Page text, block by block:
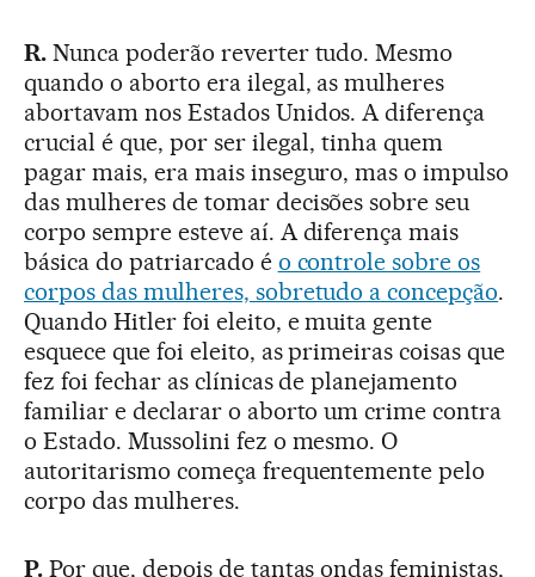
R. Nunca poderão reverter tudo. Mesmo
quando o aborto era ilegal, as mulheres
abortavam nos Estados Unidos. A diferença
crucial é que, por ser ilegal, tinha quem
pagar mais, era mais inseguro, mas o impulso
das mulheres de tomar decisões sobre seu
corpo sempre esteve aí. A diferença mais
básica do patriarcado é o controle sobre os
corpos das mulheres, sobretudo a concepção.
Quando Hitler foi eleito, e muita gente
esquece que foi eleito, as primeiras coisas que
fez foi fechar as clínicas de planejamento
familiar e declarar o aborto um crime contra
o Estado. Mussolini fez o mesmo. O
autoritarismo começa frequentemente pelo
corpo das mulheres.
P. Por que, depois de tantas ondas feministas,